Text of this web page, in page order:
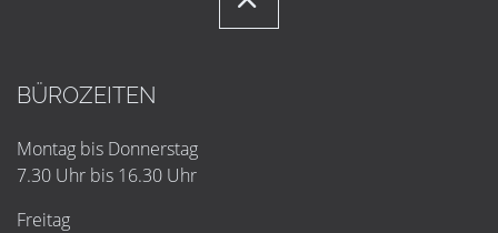
BÜROZEITEN
Montag bis Donnerstag
7.30 Uhr bis 16.30 Uhr
Freitag